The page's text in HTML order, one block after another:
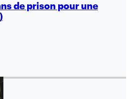
de prison pour une